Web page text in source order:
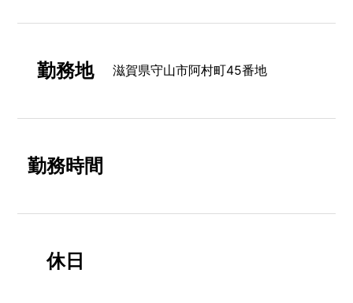
勤務地 滋賀県守山市阿村町45番地
勤務時間
休日